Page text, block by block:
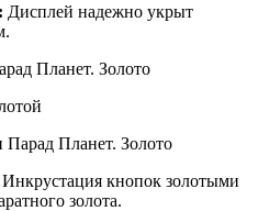
Дисплей надежно укрыт
Инкрустация кнопок золотыми
золота.